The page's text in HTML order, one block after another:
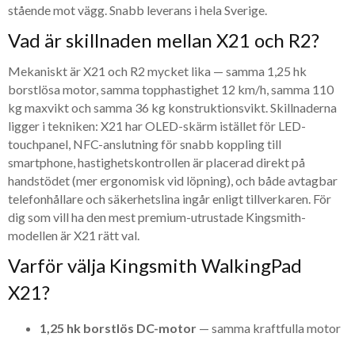
stående mot vägg. Snabb leverans i hela Sverige.
Vad är skillnaden mellan X21 och R2?
Mekaniskt är X21 och R2 mycket lika — samma 1,25 hk
borstlösa motor, samma topphastighet 12 km/h, samma 110
kg maxvikt och samma 36 kg konstruktionsvikt. Skillnaderna
ligger i tekniken: X21 har OLED-skärm istället för LED-
touchpanel, NFC-anslutning för snabb koppling till
smartphone, hastighetskontrollen är placerad direkt på
handstödet (mer ergonomisk vid löpning), och både avtagbar
telefonhållare och säkerhetslina ingår enligt tillverkaren. För
dig som vill ha den mest premium-utrustade Kingsmith-
modellen är X21 rätt val.
Varför välja Kingsmith WalkingPad
X21?
1,25 hk borstlös DC-motor — samma kraftfulla motor